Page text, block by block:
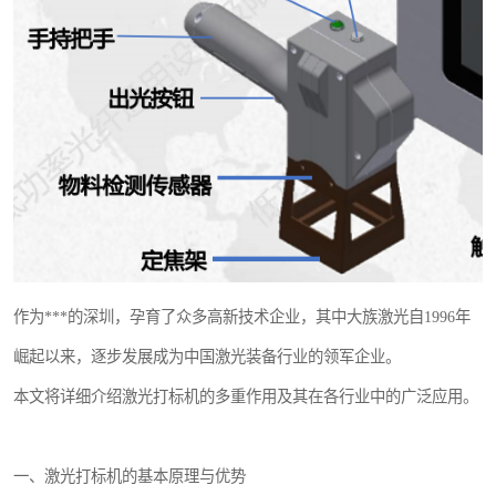
作为***的深圳，孕育了众多高新技术企业，其中大族激光自1996年
崛起以来，逐步发展成为中国激光装备行业的领军企业。
本文将详细介绍激光打标机的多重作用及其在各行业中的广泛应用。
一、激光打标机的基本原理与优势